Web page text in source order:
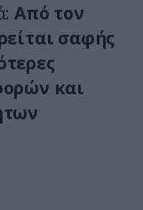
Από τον
σαφής
και